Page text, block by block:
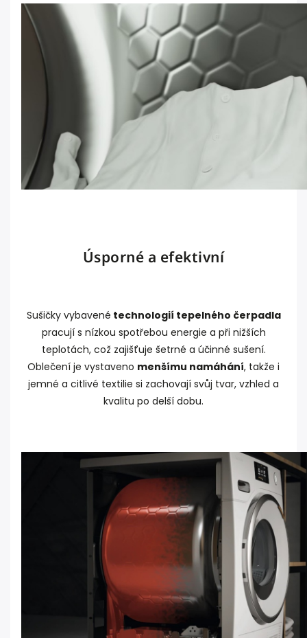
Úsporné a efektivní
Sušičky vybavené technologií tepelného čerpadla
pracují s nízkou spotřebou energie a při nižších
teplotách, což zajišťuje šetrné a účinné sušení.
Oblečení je vystaveno menšímu namáhání, takže i
jemné a citlivé textilie si zachovají svůj tvar, vzhled a
kvalitu po delší dobu.